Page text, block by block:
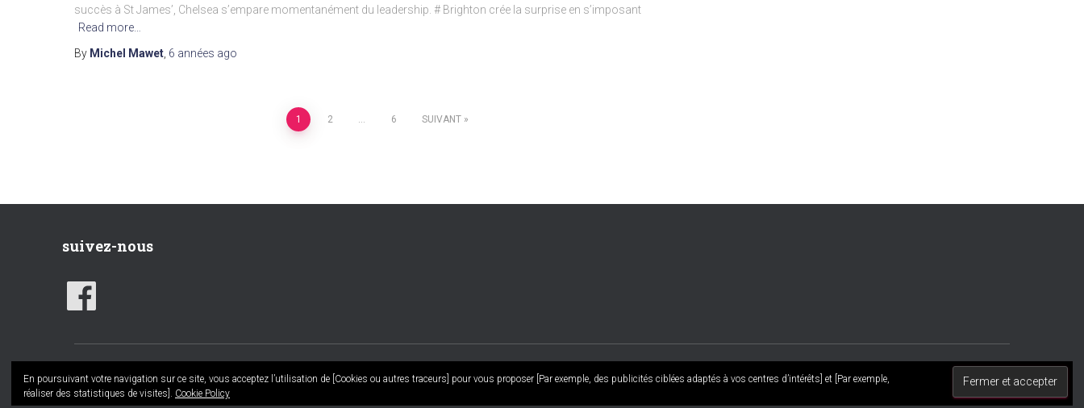
succès à St James’, Chelsea s’empare momentanément du leadership. # Brighton crée la surprise en s’imposant
Read more…
By Michel Mawet, 6 années ago
1 2 … 6 SUIVANT
suivez-nous
F
K
ACCUEIL BLOG FAN CLUB LIVERPOOL FC LIVERPOOL BILLETTERIE GALERIE DE PHOTOS
Fanclubliverpool.be| Powered byWordPress
En poursuivant votre navigation sur ce site, vous acceptez l’utilisation de [Cookies ou autres traceurs] pour vous proposer [Par exemple, des publicités ciblées adaptés à vos centres d’intérêts] et [Par exemple,
réaliser des statistiques de visites]. Cookie Policy